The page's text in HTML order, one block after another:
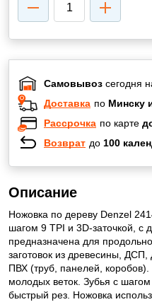
Самовывоз сегодня
Доставка по Минску
Рассрочка по карте
Возврат до 100
Описание
Ножовка по дереву Denzel
шагом 9 TPI и 3D-заточкой, с
предназначена для
заготовок из древесины,
ПВХ (труб, панелей,
молодых веток. Зубья с
быстрый рез. Ножовка